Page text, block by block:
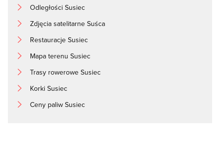
Odległości Susiec
Zdjęcia satelitarne Suśca
Restauracje Susiec
Mapa terenu Susiec
Trasy rowerowe Susiec
Korki Susiec
Ceny paliw Susiec